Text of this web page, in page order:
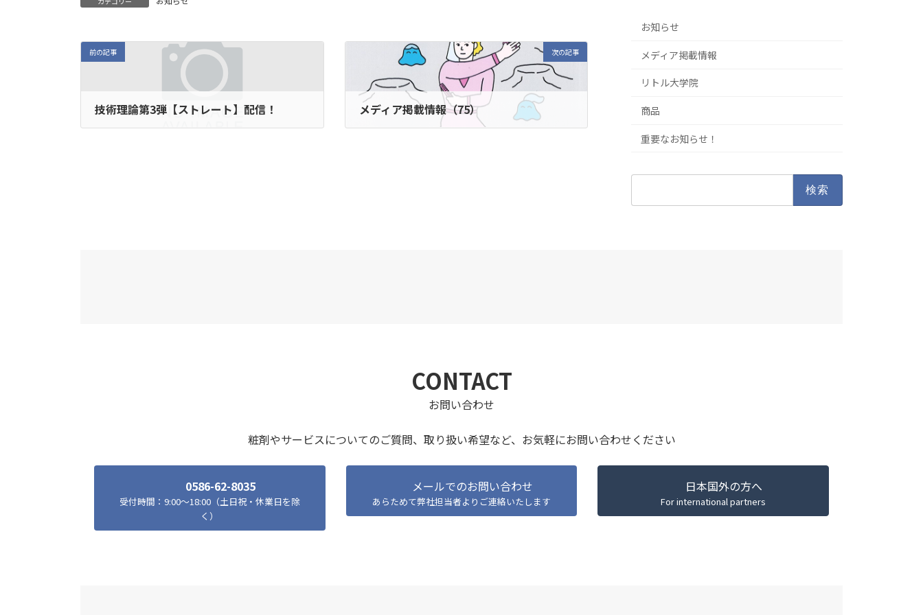
前の記事
技術理論第3弾【ストレート】配信！
次の記事
メディア掲載情報（75）
お知らせ
メディア掲載情報
リトル大学院
商品
重要なお知らせ！
CONTACT
お問い合わせ
粧剤やサービスについてのご質問、取り扱い希望など、 お気軽にお問い合わせください
0586-62-8035
受付時間：9:00～18:00（土日祝・休業日を除
く）
メールでのお問い合わせ
あらためて弊社担当者よりご連絡いたします
日本国外の方へ
For international partners